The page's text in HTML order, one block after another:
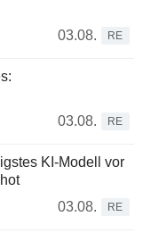
03.08.
RE
03.08.
RE
KI-Modell vor
03.08.
RE